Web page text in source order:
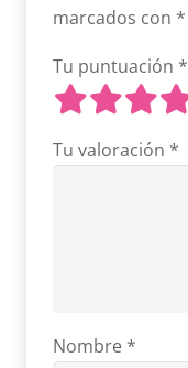
marcados con *
Tu puntuación *
Tu valoración *
Nombre *